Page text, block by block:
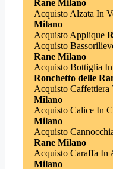
Rane Milano
Acquisto Alzata In
Milano
Acquisto Applique
Acquisto
Rane Milano
Acquisto Bottiglia
Ronchetto delle
Acquisto Caffettiera
Milano
Acquisto Calice In
Milano
Acquisto
Rane Milano
Acquisto Caraffa In
Milano